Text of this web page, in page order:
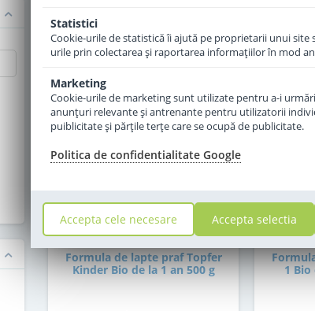
2 recenzii
Formula de lapte praf Topfer
Kinder Bio de la 1 an 500 g
1 Bio
Statistici
Cookie-urile de statistică îi ajută pe proprietarii unui
urile prin colectarea şi raportarea informaţiilor în mod
Marketing
Cookie-urile de marketing sunt utilizate pentru a-i
anunţuri relevante şi antrenante pentru utilizatorii
puiblicitate şi părţile terţe care se ocupă de publicitate.
Politica de confidentialitate Google
Accepta cele necesare Accepta selectia